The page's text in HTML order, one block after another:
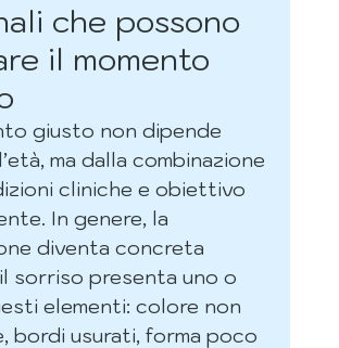
che possono
il momento
giusto non dipende
ma dalla combinazione
cliniche e obiettivo
In genere, la
diventa concreta
sorriso presenta uno o
elementi: colore non
bordi usurati, forma poco